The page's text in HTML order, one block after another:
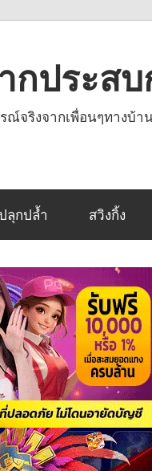
ากประส
ณ์จริงจากเพื่อนๆทาง
ปลุกปล้ำ สวิงกิ้ง